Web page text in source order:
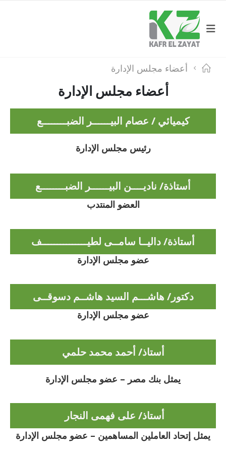
أعضاء مجلس الإدارة
أعضاء مجلس الإدارة
كيميائي / عصام البيــــــر الضبــــــــع
رئيس مجلس الإدارة
أستاذة/ ناديــــن البيــــــر الضبــــــــع
العضو المنتدب
أستاذة/ داليــا سامــى لطيـــــــــــــــف
عضو مجلس الإدارة
دكتور/ هاشـــم السيد هاشــم دسوقــى
عضو مجلس الإدارة
أستاذ/ أحمد محمد حلمي
يمثل بنك مصر – عضو مجلس الإدارة
أستاذ/ على فهمى النجار
يمثل إتحاد العاملين المساهمين – عضو مجلس الإدارة